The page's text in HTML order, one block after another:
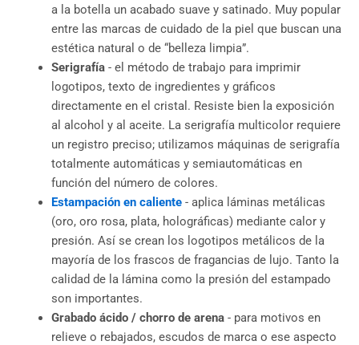
a la botella un acabado suave y satinado. Muy popular
entre las marcas de cuidado de la piel que buscan una
estética natural o de “belleza limpia”.
Serigrafía- el método de trabajo para imprimir
logotipos, texto de ingredientes y gráficos
directamente en el cristal. Resiste bien la exposición
al alcohol y al aceite. La serigrafía multicolor requiere
un registro preciso; utilizamos máquinas de serigrafía
totalmente automáticas y semiautomáticas en
función del número de colores.
Estampación en caliente- aplica láminas metálicas
(oro, oro rosa, plata, holográficas) mediante calor y
presión. Así se crean los logotipos metálicos de la
mayoría de los frascos de fragancias de lujo. Tanto la
calidad de la lámina como la presión del estampado
son importantes.
Grabado ácido / chorro de arena- para motivos en
relieve o rebajados, escudos de marca o ese aspecto